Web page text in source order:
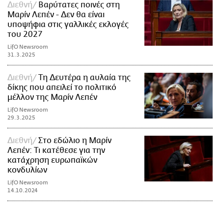
Διεθνή
Βαρύτατες ποινές στη
Μαρίν Λεπέν - Δεν θα είναι
υποψήφια στις γαλλικές εκλογές
του 2027
LifO Newsroom
31.3.2025
Διεθνή
Τη Δευτέρα η αυλαία της
δίκης που απειλεί το πολιτικό
μέλλον της Μαρίν Λεπέν
LifO Newsroom
29.3.2025
Διεθνή
Στο εδώλιο η Μαρίν
Λεπέν: Τι κατέθεσε για την
κατάχρηση ευρωπαϊκών
κονδυλίων
LifO Newsroom
14.10.2024